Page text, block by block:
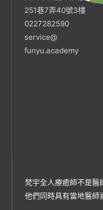
251巷7弄40號3樓
0227282590
service@
funyu.academy
梵宇全人療癒師不是醫
他們同時具有當地醫師